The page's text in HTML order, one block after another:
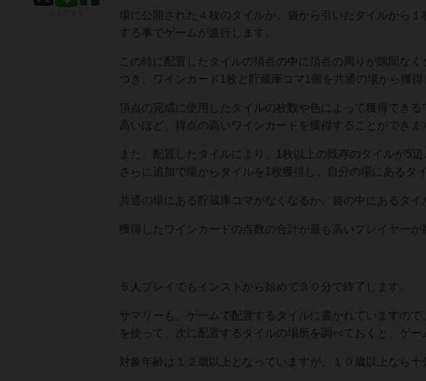
場に公開された４枚のタイルか、袋から引いたタイルから
する事でゲームが進行します。
この時に配置したタイルの頂点の中に頂点の周りが隙間な
つき、ワインカード1枚と貯蔵庫コマ1個を共通の場から獲得
頂点の完成に使用したタイルの枚数や色によって獲得でき
高いほど、得点の高いワインカードを獲得することができま
また、配置したタイルにより、1枚以上の既存のタイルが5
さらに追加で場からタイルを1枚獲得し、自分の場にあるタ
共通の場にある貯蔵庫コマがなくなるか、袋の中にあるタ
獲得したワインカードの点数の合計が最も高いプレイヤーが
５人プレイでもインストから始めて３０分で終了します。
サマリーも、ゲームで配置するタイルに書かれていますの
を使って、次に配置するタイルの場所を調べておくと、ゲー
対象年齢は１２歳以上となっていますが、１０歳以上なら十